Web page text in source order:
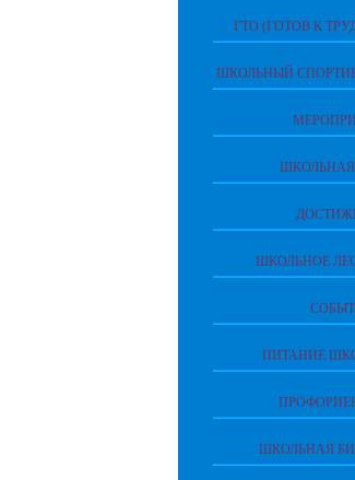
ГТО (ГОТОВ К
ШКОЛЬНЫЙ
ШКОЛЬНАЯ
ШКОЛЬНОЕ
ПИТАНИЕ
ШКОЛЬНАЯ